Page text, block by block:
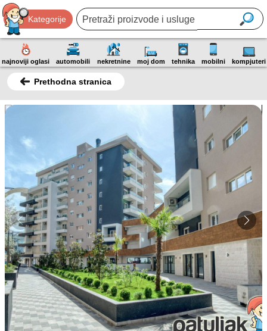
Kategorije
najnoviji oglasi automobili nekretnine moj dom tehnika mobilni kompjuteri
Prethodna stranica